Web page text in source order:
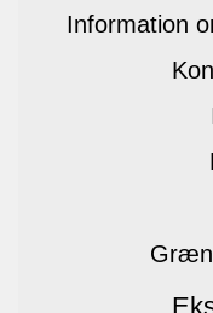
Information